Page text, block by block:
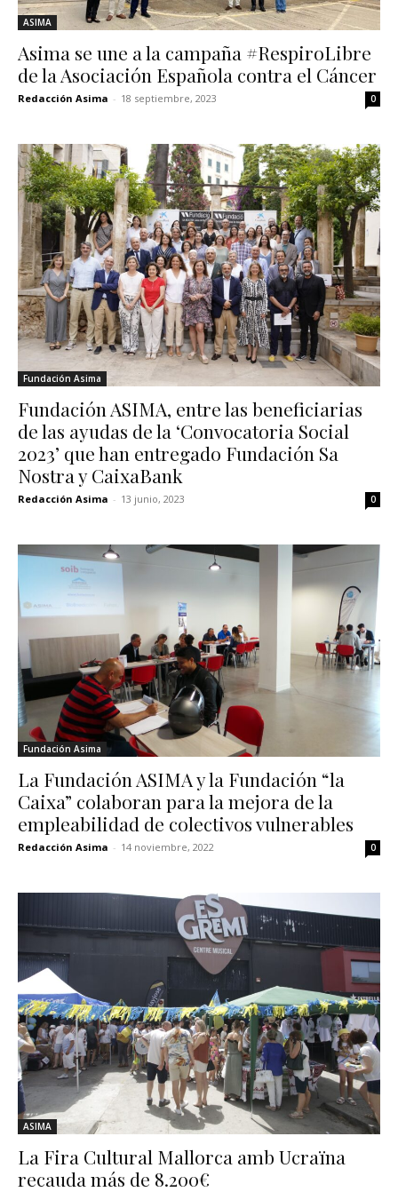
ASIMA
Asima se une a la campaña #RespiroLibre
de la Asociación Española contra el Cáncer
Redacción Asima - 18 septiembre, 2023 0
Fundación Asima
Fundación ASIMA, entre las beneficiarias
de las ayudas de la ‘Convocatoria Social
2023’ que han entregado Fundación Sa
Nostra y CaixaBank
Redacción Asima - 13 junio, 2023 0
Fundación Asima
La Fundación ASIMA y la Fundación “la
Caixa” colaboran para la mejora de la
empleabilidad de colectivos vulnerables
Redacción Asima - 14 noviembre, 2022 0
ASIMA
La Fira Cultural Mallorca amb Ucraïna
recauda más de 8.200€